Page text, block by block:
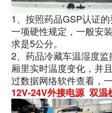
1、按照药品GSP认证
一项硬性规定，一般安
求是5公分。
2、药品冷藏车温湿度
厢里实时温度变化，并
过数据网络软件查看，
12V-24V外接电源 双温